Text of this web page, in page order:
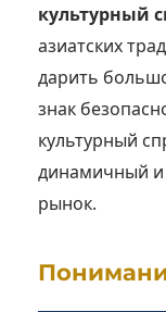
культурный
азиатских
дарить
знак
культурный
динамичный
рынок.